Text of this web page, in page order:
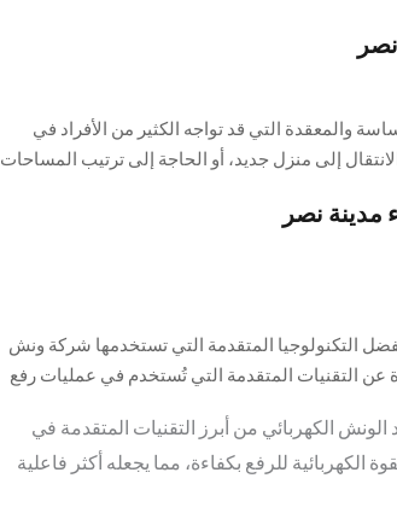
والمعقدة التي قد تواجه الكثير من الأفراد في
إلى منزل جديد، أو الحاجة إلى ترتيب المساحات
حيث تعتبر منطقة زهراء مدينة نصر مكانًا حيويًا
من الأفراد والعائلات الباحثين عن خدمات نقل العفش
كحلاً ملائمًا لتلبية احتياجات السكان في هذه
بالكفاءة والفاعلية في نقل ورفع الأثاث بمهنية
وفعالية خدمات ونش رفع العفش في زهراء
يمكن أن يجنيها الأفراد عند اللجوء إلى مثل هذه
نصر
التكنولوجيا المتقدمة التي تستخدمها شركة ونش
التقنيات المتقدمة التي تُستخدم في عمليات رفع
الونش الكهربائي من أبرز التقنيات المتقدمة في
الكهربائية للرفع بكفاءة، مما يجعله أكثر فاعلية